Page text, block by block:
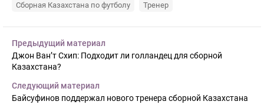
Сборная Казахстана по футболу Тренер
Предыдущий материал
Джон Ван’т Схип: Подходит ли голландец для сборной
Казахстана?
Следующий материал
Байсуфинов поддержал нового тренера сборной Казахстана